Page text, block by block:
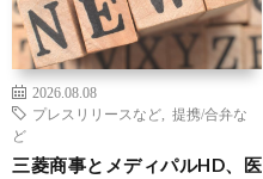
2026.08.08
プレスリリースなど
提携/合弁な
ど
三菱商事とメディパルHD、医